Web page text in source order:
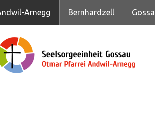
Arnegg Bernhardzell